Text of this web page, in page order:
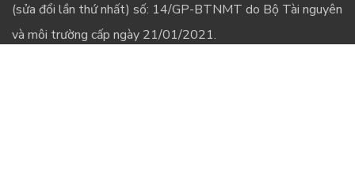
(sửa đổi lần thứ nhất) số: 14/GP-BTNMT do Bộ Tài nguyên
và môi trường cấp ngày 21/01/2021.